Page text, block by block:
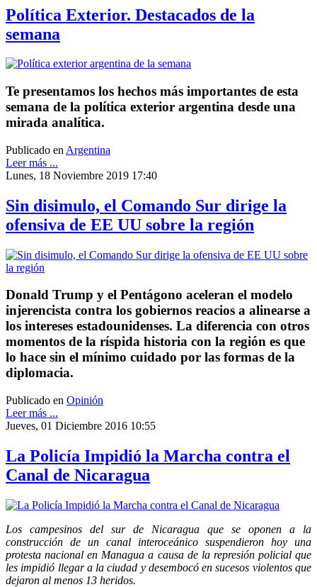
Política Exterior. Destacados de la
semana
Te presentamos los hechos más importantes de esta
semana de la política exterior argentina desde una
mirada analítica.
Publicado en Argentina
Leer más ...
Lunes, 18 Noviembre 2019 17:40
Sin disimulo, el Comando Sur dirige la
ofensiva de EE UU sobre la región
Donald Trump y el Pentágono aceleran el modelo
injerencista contra los gobiernos reacios a alinearse a
los intereses estadounidenses. La diferencia con otros
momentos de la ríspida historia con la región es que
lo hace sin el mínimo cuidado por las formas de la
diplomacia.
Publicado en Opinión
Leer más ...
Jueves, 01 Diciembre 2016 10:55
La Policía Impidió la Marcha contra el
Canal de Nicaragua
Los campesinos del sur de Nicaragua que se oponen a la
construcción de un canal interoceánico suspendieron hoy una
protesta nacional en Managua a causa de la represión policial que
les impidió llegar a la ciudad y desembocó en sucesos violentos que
dejaron al menos 13 heridos.